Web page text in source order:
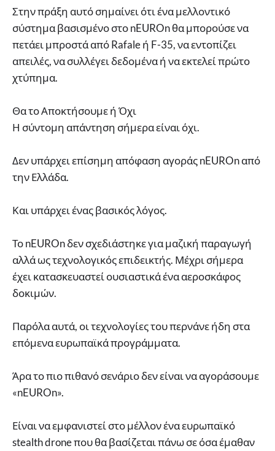
Στην πράξη αυτό σημαίνει ότι ένα μελλοντικό
σύστημα βασισμένο στο nEUROn θα μπορούσε να
πετάει μπροστά από Rafale ή F-35, να εντοπίζει
απειλές, να συλλέγει δεδομένα ή να εκτελεί πρώτο
χτύπημα.
Θα το Αποκτήσουμε ή Όχι
Η σύντομη απάντηση σήμερα είναι όχι.
Δεν υπάρχει επίσημη απόφαση αγοράς nEUROn από
την Ελλάδα.
Και υπάρχει ένας βασικός λόγος.
Το nEUROn δεν σχεδιάστηκε για μαζική παραγωγή
αλλά ως τεχνολογικός επιδεικτής. Μέχρι σήμερα
έχει κατασκευαστεί ουσιαστικά ένα αεροσκάφος
δοκιμών.
Παρόλα αυτά, οι τεχνολογίες του περνάνε ήδη στα
επόμενα ευρωπαϊκά προγράμματα.
Άρα το πιο πιθανό σενάριο δεν είναι να αγοράσουμε
«nEUROn».
Είναι να εμφανιστεί στο μέλλον ένα ευρωπαϊκό
stealth drone που θα βασίζεται πάνω σε όσα έμαθαν